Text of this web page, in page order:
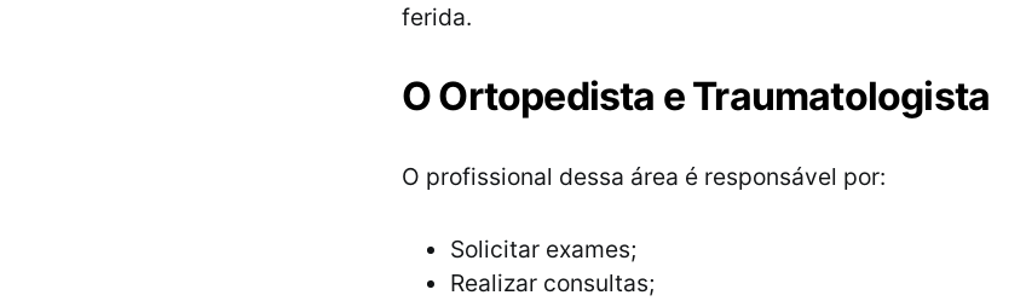
ferida.
O Ortopedista e Traumatologista
O profissional dessa área é responsável por:
Solicitar exames;
Realizar consultas;